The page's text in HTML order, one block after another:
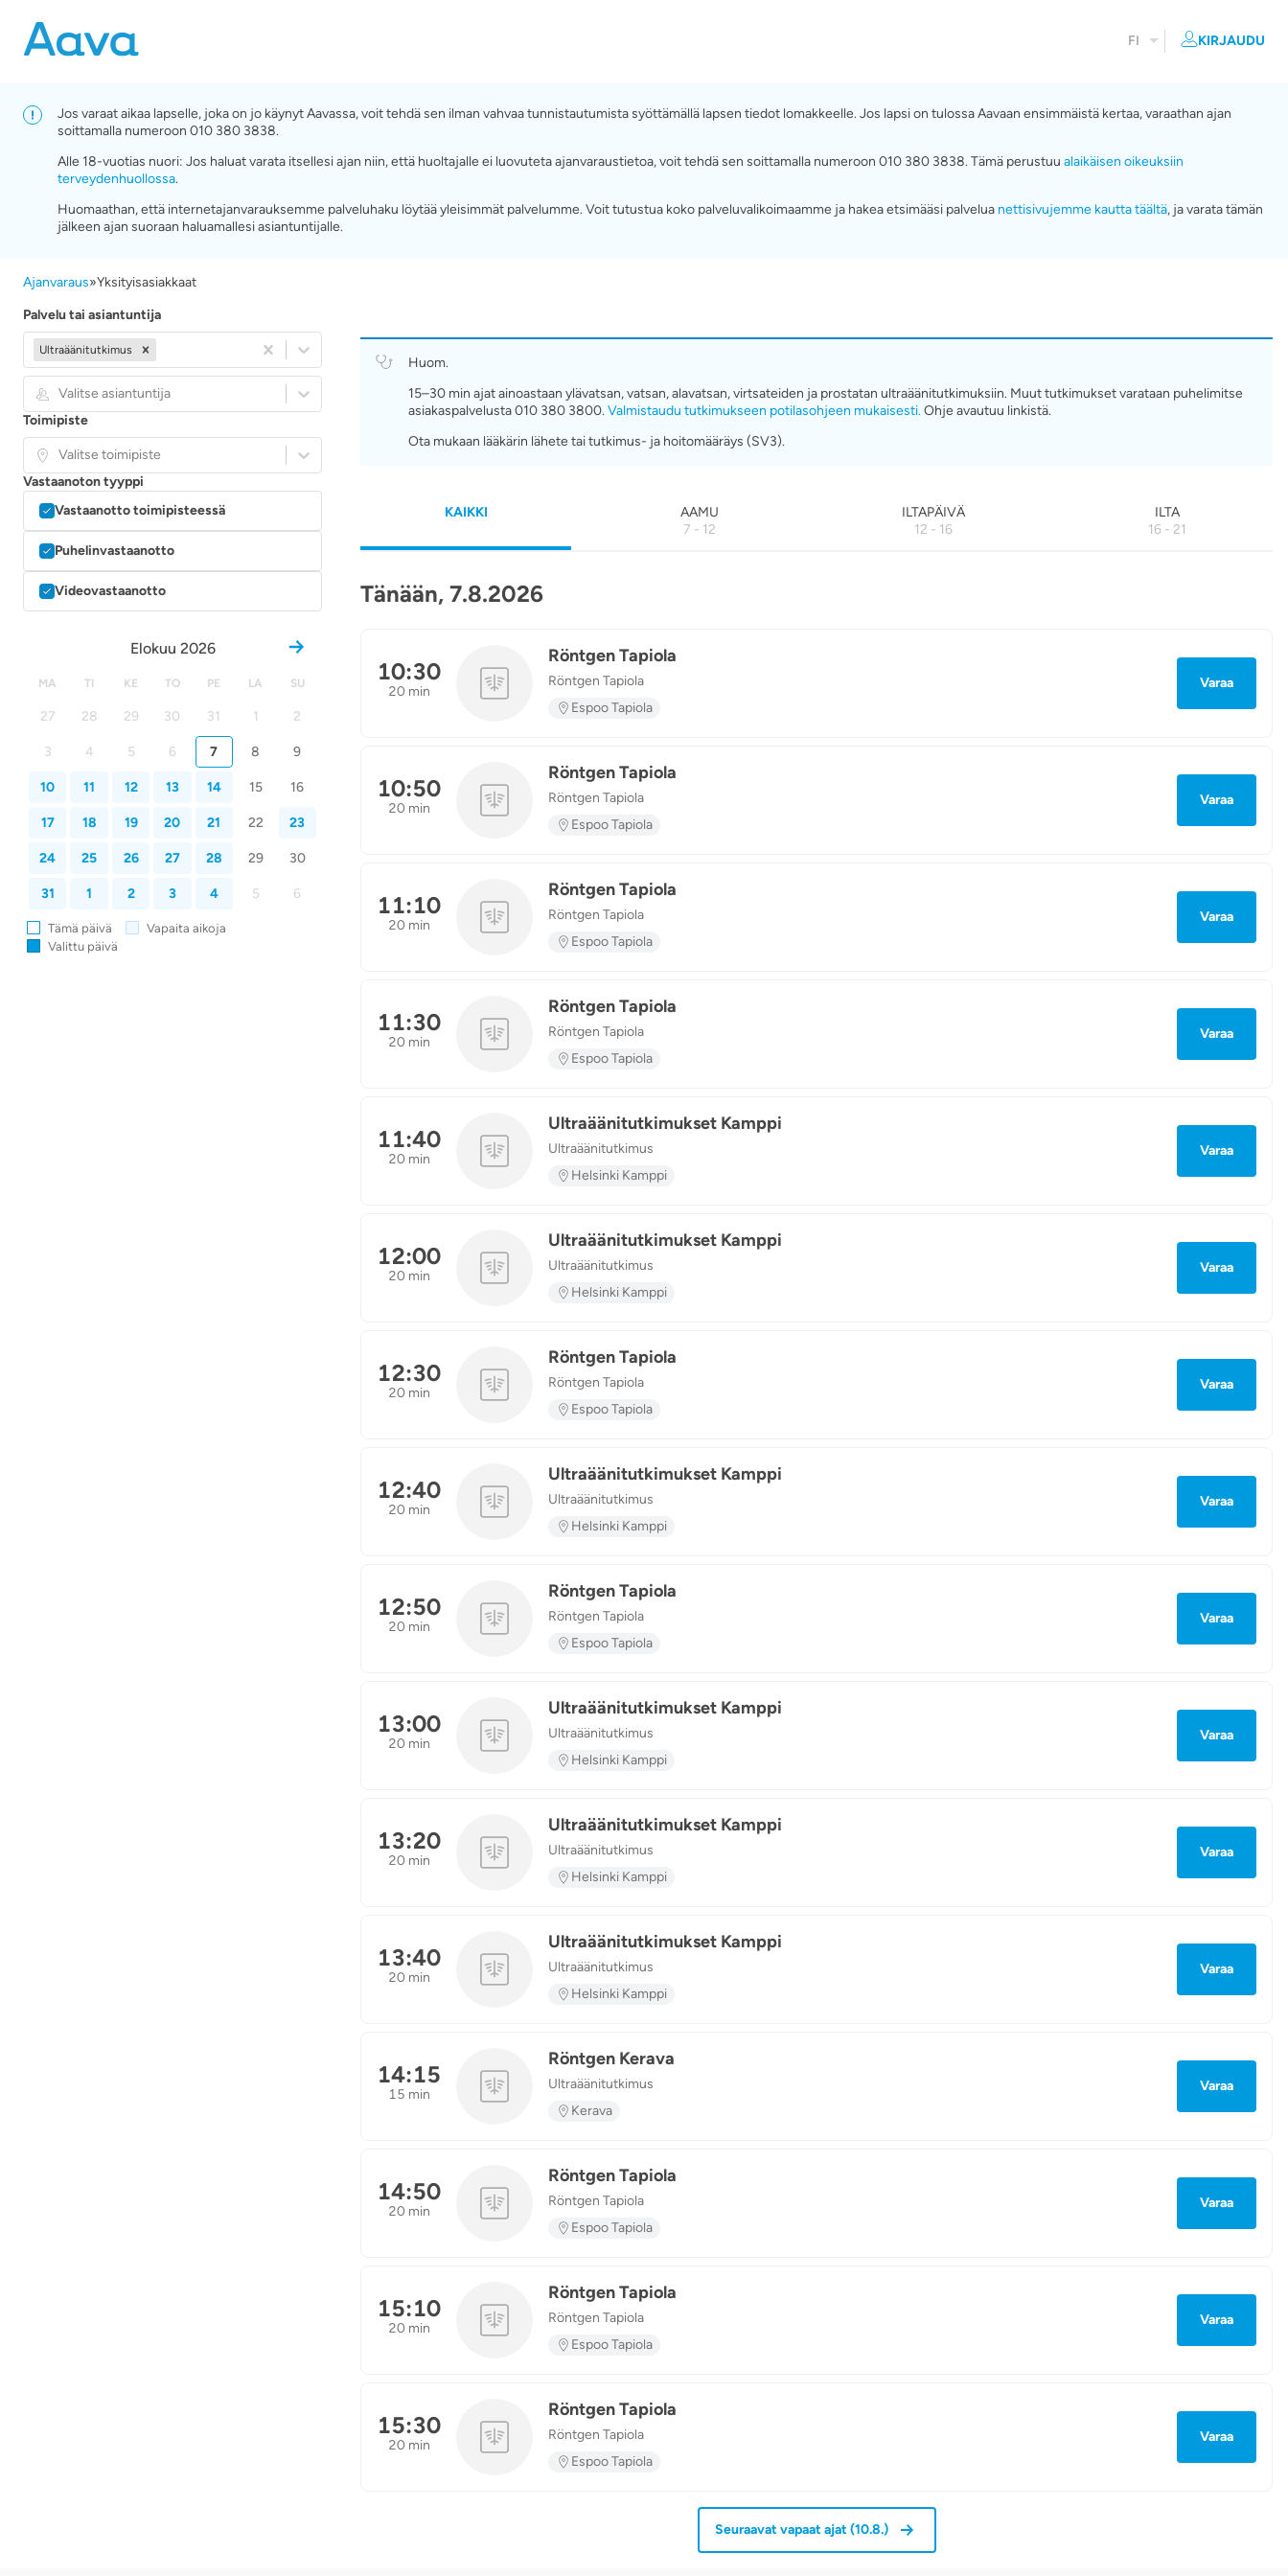
FI KIRJAUDU
Jos varaat aikaa lapselle, joka on jo käynyt Aavassa, voit tehdä sen ilman vahvaa tunnistautumista syöttämällä lapsen tiedot lomakkeelle. Jos lapsi on tulossa Aavaan ensimmäistä kertaa, varaathan ajan
soittamalla numeroon 010 380 3838.
Alle 18-vuotias nuori: Jos haluat varata itsellesi ajan niin, että huoltajalle ei luovuteta ajanvaraustietoa, voit tehdä sen soittamalla numeroon 010 380 3838. Tämä perustuu alaikäisen oikeuksiin
terveydenhuollossa.
Huomaathan, että internetajanvarauksemme palveluhaku löytää yleisimmät palvelumme. Voit tutustua koko palveluvalikoimaamme ja hakea etsimääsi palvelua nettisivujemme kautta täältä, ja varata tämän
jälkeen ajan suoraan haluamallesi asiantuntijalle.
Ajanvaraus»Yksityisasiakkaat
Palvelu tai asiantuntija
Ultraäänitutkimus
Valitse asiantuntija
Toimipiste
Valitse toimipiste
Vastaanoton tyyppi
Vastaanotto toimipisteessä
Puhelinvastaanotto
Videovastaanotto
Elokuu 2026
MA TI KE TO PE LA SU
27 28 29 30 31 1 2
3 4 5 6 7 8 9
10 11 12 13 14 15 16
17 18 19 20 21 22 23
24 25 26 27 28 29 30
31 1 2 3 4 5 6
Tämä päivä
Vapaita aikoja
Valittu päivä
Huom.
15–30 min ajat ainoastaan ylävatsan, vatsan, alavatsan, virtsateiden ja prostatan ultraäänitutkimuksiin. Muut tutkimukset varataan puhelimitse
asiakaspalvelusta 010 380 3800. Valmistaudu tutkimukseen potilasohjeen mukaisesti.Ohje avautuu linkistä.
Ota mukaan lääkärin lähete tai tutkimus- ja hoitomääräys (SV3).
KAIKKI
AAMU
7 - 12
ILTAPÄIVÄ
12 - 16
ILTA
16 - 21
Tänään, 7.8.2026
10:30
20 min
Röntgen Tapiola
Röntgen Tapiola
Espoo Tapiola
Varaa
10:50
20 min
Röntgen Tapiola
Röntgen Tapiola
Espoo Tapiola
Varaa
11:10
20 min
Röntgen Tapiola
Röntgen Tapiola
Espoo Tapiola
Varaa
11:30
20 min
Röntgen Tapiola
Röntgen Tapiola
Espoo Tapiola
Varaa
11:40
20 min
Ultraäänitutkimukset Kamppi
Ultraäänitutkimus
Helsinki Kamppi
Varaa
12:00
20 min
Ultraäänitutkimukset Kamppi
Ultraäänitutkimus
Helsinki Kamppi
Varaa
12:30
20 min
Röntgen Tapiola
Röntgen Tapiola
Espoo Tapiola
Varaa
12:40
20 min
Ultraäänitutkimukset Kamppi
Ultraäänitutkimus
Helsinki Kamppi
Varaa
12:50
20 min
Röntgen Tapiola
Röntgen Tapiola
Espoo Tapiola
Varaa
13:00
20 min
Ultraäänitutkimukset Kamppi
Ultraäänitutkimus
Helsinki Kamppi
Varaa
13:20
20 min
Ultraäänitutkimukset Kamppi
Ultraäänitutkimus
Helsinki Kamppi
Varaa
13:40
20 min
Ultraäänitutkimukset Kamppi
Ultraäänitutkimus
Helsinki Kamppi
Varaa
14:15
15 min
Röntgen Kerava
Ultraäänitutkimus
Kerava
Varaa
14:50
20 min
Röntgen Tapiola
Röntgen Tapiola
Espoo Tapiola
Varaa
15:10
20 min
Röntgen Tapiola
Röntgen Tapiola
Espoo Tapiola
Varaa
15:30
20 min
Röntgen Tapiola
Röntgen Tapiola
Espoo Tapiola
Varaa
Seuraavat vapaat ajat (10.8.)